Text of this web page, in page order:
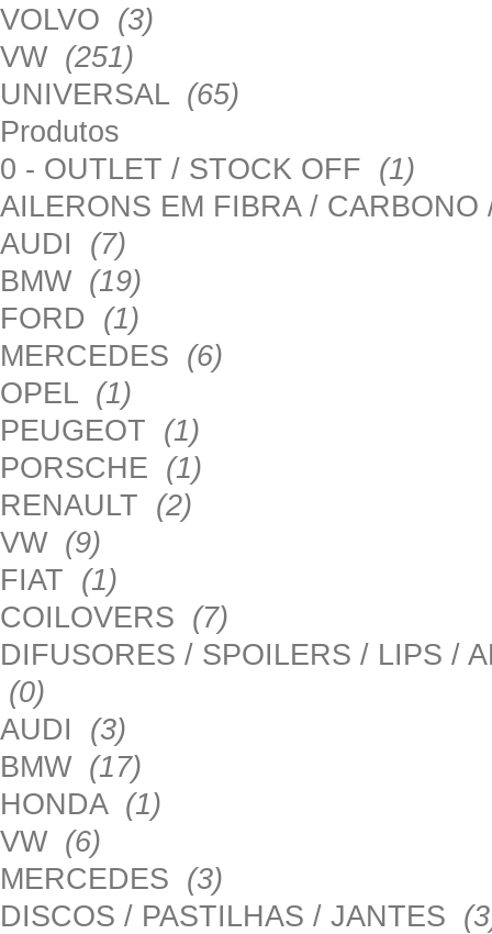
VOLVO (3)
VW (251)
UNIVERSAL (65)
Produtos
0 - OUTLET / STOCK OFF (1)
AILERONS EM FIBRA /
AUDI (7)
BMW (19)
FORD (1)
MERCEDES (6)
OPEL (1)
PEUGEOT (1)
PORSCHE (1)
RENAULT (2)
VW (9)
FIAT (1)
COILOVERS (7)
DIFUSORES / SPOILERS / LIPS /
(0)
AUDI (3)
BMW (17)
HONDA (1)
VW (6)
MERCEDES (3)
DISCOS / PASTILHAS / JANTES